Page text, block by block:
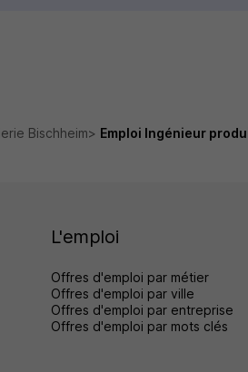
Bischheim Emploi Ingénieur
L'emploi
Offres d'emploi par métier
Offres d'emploi par ville
Offres d'emploi par entreprise
Offres d'emploi par mots clés